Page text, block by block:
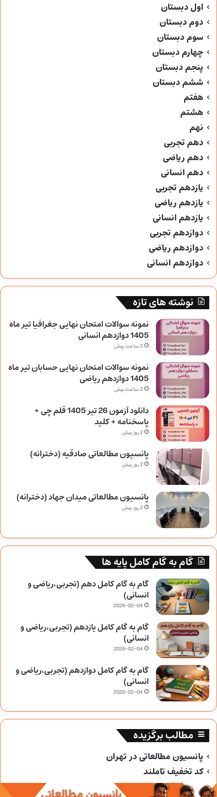
اول دبستان
دوم دبستان
سوم دبستان
چهارم دبستان
پنجم دبستان
ششم دبستان
هفتم
هشتم
نهم
دهم تجربی
دهم ریاضی
دهم انسانی
یازدهم تجربی
یازدهم ریاضی
یازدهم انسانی
دوازدهم تجربی
دوازدهم ریاضی
دوازدهم انسانی
نوشته های تازه
نمونه سوالات امتحان نهایی جغرافیا تیر ماه
1405 دوازدهم انسانی
2 ساعت پیش
نمونه سوالات امتحان نهایی حسابان تیر ماه
1405 دوازدهم ریاضی
2 ساعت پیش
دانلود آزمون 26 تیر 1405 قلم چی +
پاسخنامه + کلید
2 روز پیش
پانسیون مطالعاتی صادقیه (دخترانه)
2 روز پیش
پانسیون مطالعاتی میدان جهاد (دخترانه)
2 روز پیش
گام به گام کامل پایه ها
گام به گام کامل دهم (تجربی،ریاضی و
انسانی)
2026-02-04
گام به گام کامل یازدهم (تجربی،ریاضی و
انسانی)
2026-02-04
گام به گام کامل دوازدهم (تجربی،ریاضی و
انسانی)
2026-02-04
مطالب برگزیده
پانسیون مطالعاتی در تهران
کد تخفیف تاملند
کد تخفیف خیلی سبز